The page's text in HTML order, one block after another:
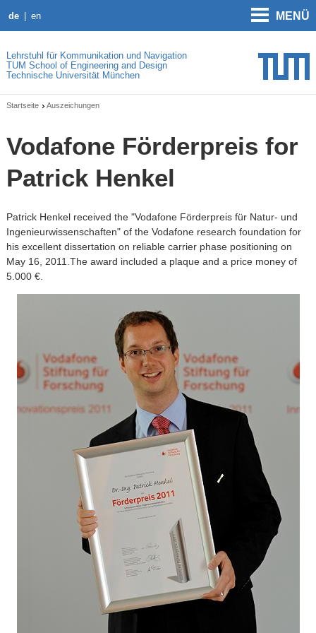
de en MENÜ
Lehrstuhl für Kommunikation und Navigation
TUM School of Engineering and Design
Technische Universität München
Startseite Auszeichungen
Vodafone Förderpreis for
Patrick Henkel
Patrick Henkel received the "Vodafone Förderpreis für Natur- und
Ingenieurwissenschaften" of the Vodafone research foundation for
his excellent dissertation on reliable carrier phase positioning on
May 16, 2011.The award included a plaque and a price money of
5.000 €.